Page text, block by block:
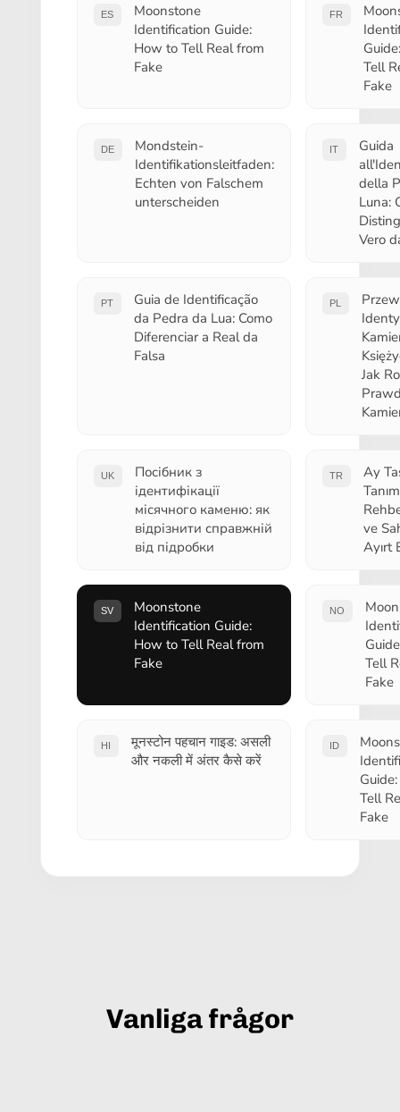
ES
Moonstone
Identification Guide:
How to Tell Real from
Fake
FR
Tell
Fake
DE
Mondstein-
Identifikationsleitfaden:
Echten von Falschem
unterscheiden
IT
Guida
della
Luna:
Vero
PT
Guia de Identificação
da Pedra da Lua: Como
Diferenciar a Real da
Falsa
PL
Jak
UK
Посібник з
ідентифікації
місячного каменю: як
відрізнити справжній
від підробки
TR
Ay
ve
Ayırt
SV
Moonstone
Identification Guide:
How to Tell Real from
Fake
NO
Tell
Fake
HI
मूनस्टोन पहचान गाइड: असली
और नकली में अंतर कैसे करें
ID
Tell
Fake
Vanliga frågor